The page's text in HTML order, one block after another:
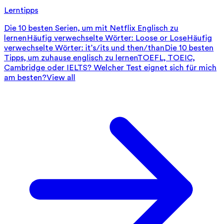
Lerntipps
Die 10 besten Serien, um mit Netflix Englisch zu
lernenHäufig verwechselte Wörter: Loose or LoseHäufig
verwechselte Wörter: it’s/its und then/thanDie 10 besten
Tipps, um zuhause englisch zu lernenTOEFL, TOEIC,
Cambridge oder IELTS? Welcher Test eignet sich für mich
am besten?View all